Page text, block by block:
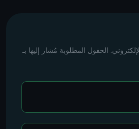
الحقول المطلوبة مُشار إليها بـ